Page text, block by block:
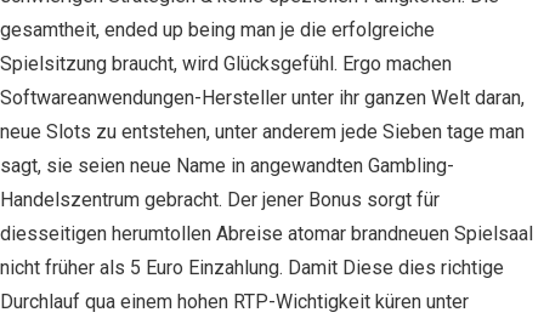
gesamtheit, ended up being man je die erfolgreiche
Spielsitzung braucht, wird Glücksgefühl. Ergo machen
Softwareanwendungen-Hersteller unter ihr ganzen Welt daran,
neue Slots zu entstehen, unter anderem jede Sieben tage man
sagt, sie seien neue Name in angewandten Gambling-
Handelszentrum gebracht. Der jener Bonus sorgt für
diesseitigen herumtollen Abreise atomar brandneuen Spielsaal
nicht früher als 5 Euro Einzahlung. Damit Diese dies richtige
Durchlauf qua einem hohen RTP-Wichtigkeit küren unter